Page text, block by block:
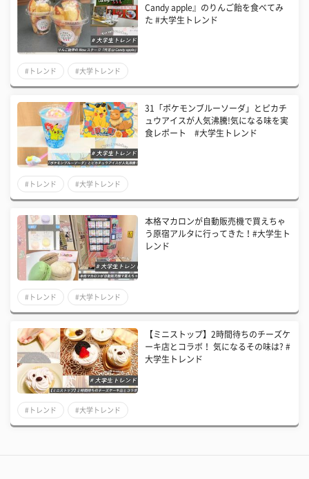
Candy apple』のりんご飴を食べてみ
た #大学生トレンド
#トレンド #大学トレンド
31「ポケモンブルーソーダ」とピカチ
ュウアイスが人気沸騰!気になる味を実
食レポート #大学生トレンド
#トレンド #大学トレンド
本格マカロンが自動販売機で買えちゃ
う原宿アルタに行ってきた！#大学生ト
レンド
#トレンド #大学トレンド
【ミニストップ】2時間待ちのチーズケ
ーキ店とコラボ！ 気になるその味は? #
大学生トレンド
#トレンド #大学トレンド